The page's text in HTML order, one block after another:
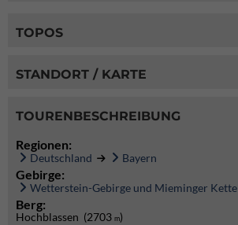
TOPOS
STANDORT / KARTE
TOURENBESCHREIBUNG
Regionen:
Deutschland Bayern
Gebirge:
Wetterstein-Gebirge und Mieminger Kette
Berg:
Hochblassen (2703 m)